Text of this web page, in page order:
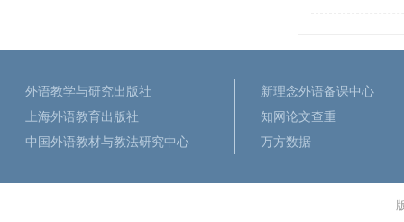
外语教学与研究出版社
上海外语教育出版社
中国外语教材与教法研究中心
新理念外语备课中心
知网论文查重
万方数据